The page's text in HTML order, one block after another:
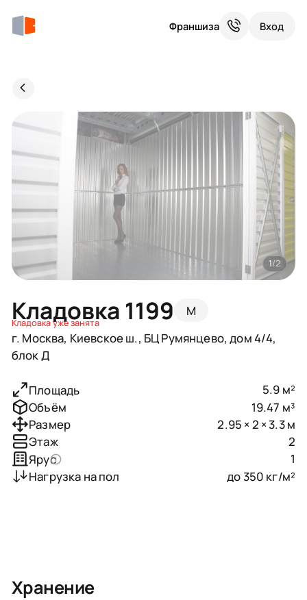
Франшиза Вход
Кладовка 1199 M
Кладовка уже занята
г. Москва, Киевское ш., БЦ Румянцево, дом 4/4,
блок Д
1/2
Площадь
5.9 м²
Объём
19.47 м³
Размер
2.95 × 2 × 3.3 м
Этаж
2
Ярус
1
Нагрузка на пол
до 350 кг/м²
Хранение